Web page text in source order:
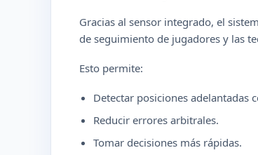
Gracias al sensor integrado, el
de seguimiento de jugadores y las
Esto permite:
Detectar posiciones adelantadas
Reducir errores arbitrales.
Tomar decisiones más rápidas.